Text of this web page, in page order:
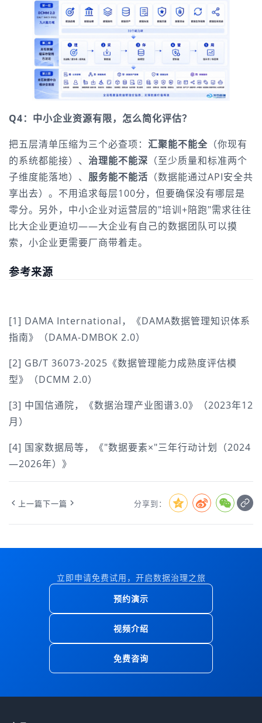
Q4：中小企业资源有限，怎么简化评估？
把五层清单压缩为三个必查项： 汇聚能不能全 （你现有
的系统都能接）、 治理能不能深 （至少质量和标准两个
子维度能落地）、 服务能不能活 （数据能通过API安全共
享出去）。不用追求每层100分，但要确保没有哪层是
零分。另外，中小企业对运营层的"培训+陪跑"需求往往
比大企业更迫切——大企业有自己的数据团队可以摸
索，小企业更需要厂商带着走。
参考来源
[1] DAMA International，《DAMA数据管理知识体系
指南》（DAMA-DMBOK 2.0）
[2] GB/T 36073-2025《数据管理能力成熟度评估模
型》（DCMM 2.0）
[3] 中国信通院，《数据治理产业图谱3.0》（2023年12
月）
[4] 国家数据局等，《"数据要素×"三年行动计划（2024
—2026年）》
上一篇下一篇 分享到：
立即申请免费试用，开启数据治理之旅
预约演示
视频介绍
免费咨询